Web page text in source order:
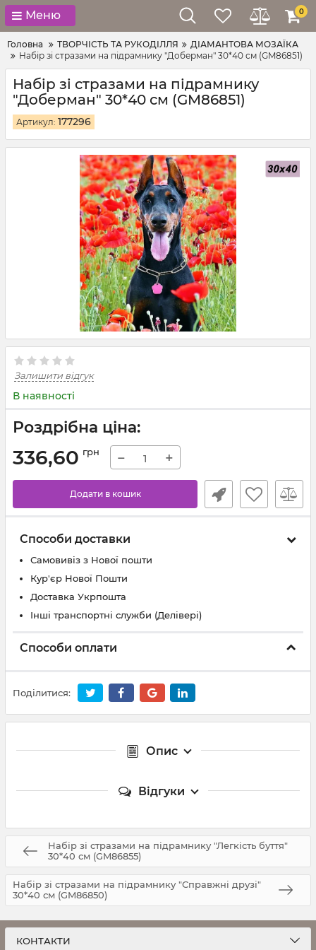
Меню 0
Головна ТВОРЧІСТЬ ТА РУКОДІЛЛЯ
ДІАМАНТОВА МОЗАЇКА
Набір зі стразами на підрамнику "Доберман" 30*40 см (GM86851)
Набір зі стразами на підрамнику
"Доберман" 30*40 см (GM86851)
Артикул: 177296
Залишити відгук
В наявності
Роздрібна ціна:
336,60 грн − +
Додати в кошик
Способи доставки
Самовивіз з Нової пошти
Кур'єр Нової Пошти
Доставка Укрпошта
Інші транспортні служби (Делівері)
Способи оплати
Поділитися:
Опис
Відгуки
Набір зі стразами на підрамнику "Легкість буття"
30*40 см (GM86855)
Набір зі стразами на підрамнику "Справжні друзі"
30*40 см (GM86850)
КОНТАКТИ